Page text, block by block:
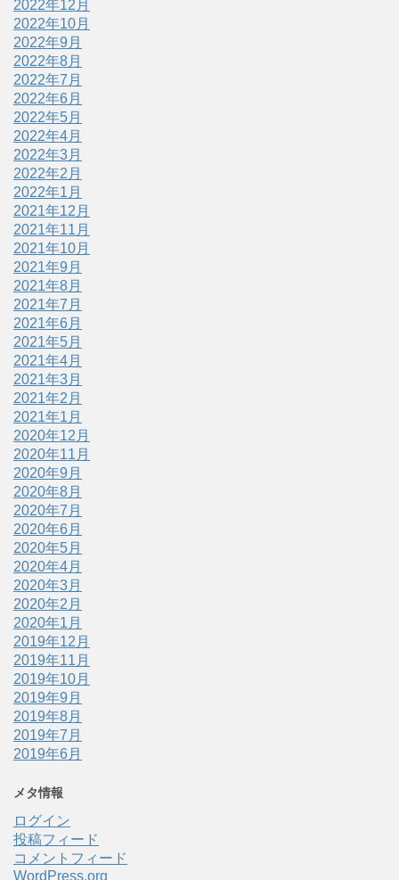
2022年12月
2022年10月
2022年9月
2022年8月
2022年7月
2022年6月
2022年5月
2022年4月
2022年3月
2022年2月
2022年1月
2021年12月
2021年11月
2021年10月
2021年9月
2021年8月
2021年7月
2021年6月
2021年5月
2021年4月
2021年3月
2021年2月
2021年1月
2020年12月
2020年11月
2020年9月
2020年8月
2020年7月
2020年6月
2020年5月
2020年4月
2020年3月
2020年2月
2020年1月
2019年12月
2019年11月
2019年10月
2019年9月
2019年8月
2019年7月
2019年6月
メタ情報
ログイン
投稿フィード
コメントフィード
WordPress.org